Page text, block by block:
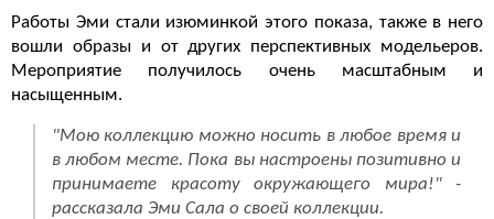
Работы Эми стали изюминкой этого показа, также в него
вошли образы и от других перспективных модельеров.
Мероприятие получилось очень масштабным и
насыщенным.
"Мою коллекцию можно носить в любое время и
в любом месте. Пока вы настроены позитивно и
принимаете красоту окружающего мира!" -
рассказала Эми Сала о своей коллекции.